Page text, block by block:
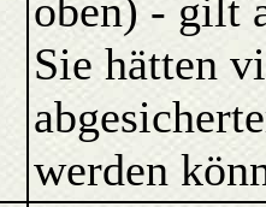
oben) - gilt
Sie hätten
werden